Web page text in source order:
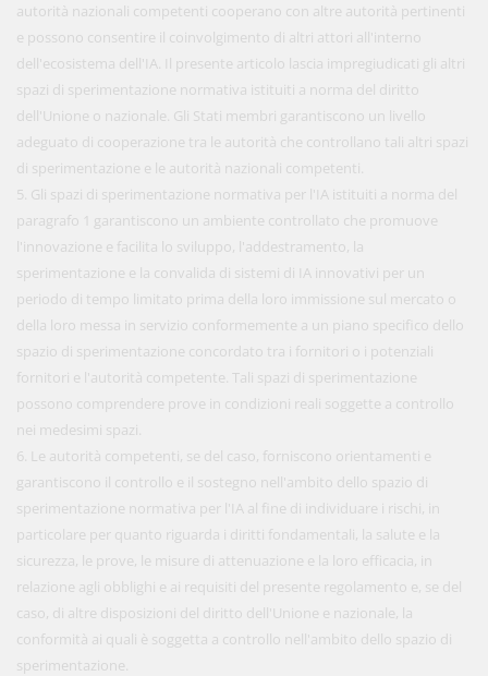
autorità nazionali competenti cooperano con altre autorità pertinenti
e possono consentire il coinvolgimento di altri attori all'interno
dell'ecosistema dell'IA. Il presente articolo lascia impregiudicati gli altri
spazi di sperimentazione normativa istituiti a norma del diritto
dell'Unione o nazionale. Gli Stati membri garantiscono un livello
adeguato di cooperazione tra le autorità che controllano tali altri spazi
di sperimentazione e le autorità nazionali competenti.
5. Gli spazi di sperimentazione normativa per l'IA istituiti a norma del
paragrafo 1 garantiscono un ambiente controllato che promuove
l'innovazione e facilita lo sviluppo, l'addestramento, la
sperimentazione e la convalida di sistemi di IA innovativi per un
periodo di tempo limitato prima della loro immissione sul mercato o
della loro messa in servizio conformemente a un piano specifico dello
spazio di sperimentazione concordato tra i fornitori o i potenziali
fornitori e l'autorità competente. Tali spazi di sperimentazione
possono comprendere prove in condizioni reali soggette a controllo
nei medesimi spazi.
6. Le autorità competenti, se del caso, forniscono orientamenti e
garantiscono il controllo e il sostegno nell'ambito dello spazio di
sperimentazione normativa per l'IA al fine di individuare i rischi, in
particolare per quanto riguarda i diritti fondamentali, la salute e la
sicurezza, le prove, le misure di attenuazione e la loro efficacia, in
relazione agli obblighi e ai requisiti del presente regolamento e, se del
caso, di altre disposizioni del diritto dell'Unione e nazionale, la
conformità ai quali è soggetta a controllo nell'ambito dello spazio di
sperimentazione.